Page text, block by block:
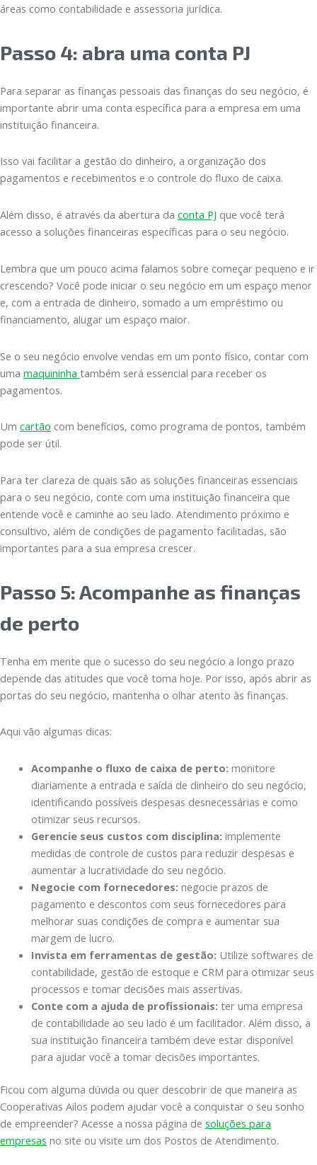
áreas como contabilidade e assessoria jurídica.
Passo 4: abra uma conta PJ
Para separar as finanças pessoais das finanças do seu negócio, é
importante abrir uma conta específica para a empresa em uma
instituição financeira.
Isso vai facilitar a gestão do dinheiro, a organização dos
pagamentos e recebimentos e o controle do fluxo de caixa.
Além disso, é através da abertura da conta PJ que você terá
acesso a soluções financeiras específicas para o seu negócio.
Lembra que um pouco acima falamos sobre começar pequeno e ir
crescendo? Você pode iniciar o seu negócio em um espaço menor
e, com a entrada de dinheiro, somado a um empréstimo ou
financiamento, alugar um espaço maior.
Se o seu negócio envolve vendas em um ponto físico, contar com
uma maquininha também será essencial para receber os
pagamentos.
Um cartão com benefícios, como programa de pontos, também
pode ser útil.
Para ter clareza de quais são as soluções financeiras essenciais
para o seu negócio, conte com uma instituição financeira que
entende você e caminhe ao seu lado. Atendimento próximo e
consultivo, além de condições de pagamento facilitadas, são
importantes para a sua empresa crescer.
Passo 5: Acompanhe as finanças
de perto
Tenha em mente que o sucesso do seu negócio a longo prazo
depende das atitudes que você toma hoje. Por isso, após abrir as
portas do seu negócio, mantenha o olhar atento às finanças.
Aqui vão algumas dicas:
Acompanhe o fluxo de caixa de perto: monitore
diariamente a entrada e saída de dinheiro do seu negócio,
identificando possíveis despesas desnecessárias e como
otimizar seus recursos.
Gerencie seus custos com disciplina: implemente
medidas de controle de custos para reduzir despesas e
aumentar a lucratividade do seu negócio.
Negocie com fornecedores: negocie prazos de
pagamento e descontos com seus fornecedores para
melhorar suas condições de compra e aumentar sua
margem de lucro.
Invista em ferramentas de gestão: Utilize softwares de
contabilidade, gestão de estoque e CRM para otimizar seus
processos e tomar decisões mais assertivas.
Conte com a ajuda de profissionais: ter uma empresa
de contabilidade ao seu lado é um facilitador. Além disso, a
sua instituição financeira também deve estar disponível
para ajudar você a tomar decisões importantes.
Ficou com alguma dúvida ou quer descobrir de que maneira as
Cooperativas Ailos podem ajudar você a conquistar o seu sonho
de empreender? Acesse a nossa página de soluções para
empresas no site ou visite um dos Postos de Atendimento.